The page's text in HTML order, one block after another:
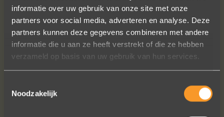
informatie over uw gebruik van onze site met onze
partners voor social media, adverteren en analyse. Deze
partners kunnen deze gegevens combineren met andere
informatie die u aan ze heeft verstrekt of die ze hebben
verzameld op basis van uw gebruik van hun services.
Noodzakelijk
FOLLOW US ON SOCIAL MEDIA
Een droom die uitkomt, de ringen zijn